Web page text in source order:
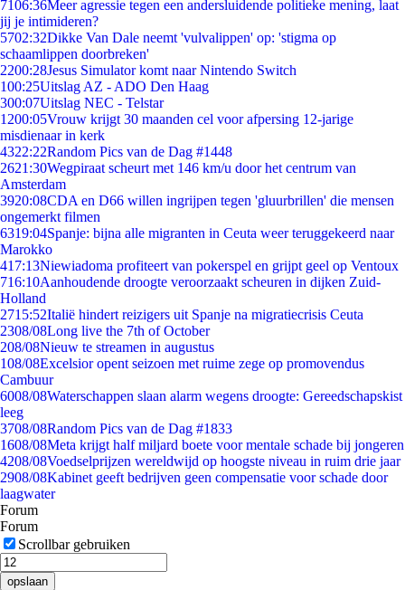
7106:36Meer agressie tegen een andersluidende politieke mening, laat
jij je intimideren?
5702:32Dikke Van Dale neemt 'vulvalippen' op: 'stigma op
schaamlippen doorbreken'
2200:28Jesus Simulator komt naar Nintendo Switch
100:25Uitslag AZ - ADO Den Haag
300:07Uitslag NEC - Telstar
1200:05Vrouw krijgt 30 maanden cel voor afpersing 12-jarige
misdienaar in kerk
4322:22Random Pics van de Dag #1448
2621:30Wegpiraat scheurt met 146 km/u door het centrum van
Amsterdam
3920:08CDA en D66 willen ingrijpen tegen 'gluurbrillen' die mensen
ongemerkt filmen
6319:04Spanje: bijna alle migranten in Ceuta weer teruggekeerd naar
Marokko
417:13Niewiadoma profiteert van pokerspel en grijpt geel op Ventoux
716:10Aanhoudende droogte veroorzaakt scheuren in dijken Zuid-
Holland
2715:52Italië hindert reizigers uit Spanje na migratiecrisis Ceuta
2308/08Long live the 7th of October
208/08Nieuw te streamen in augustus
108/08Excelsior opent seizoen met ruime zege op promovendus
Cambuur
6008/08Waterschappen slaan alarm wegens droogte: Gereedschapskist
leeg
3708/08Random Pics van de Dag #1833
1608/08Meta krijgt half miljard boete voor mentale schade bij jongeren
4208/08Voedselprijzen wereldwijd op hoogste niveau in ruim drie jaar
2908/08Kabinet geeft bedrijven geen compensatie voor schade door
laagwater
Forum
Forum
Scrollbar gebruiken
opslaan